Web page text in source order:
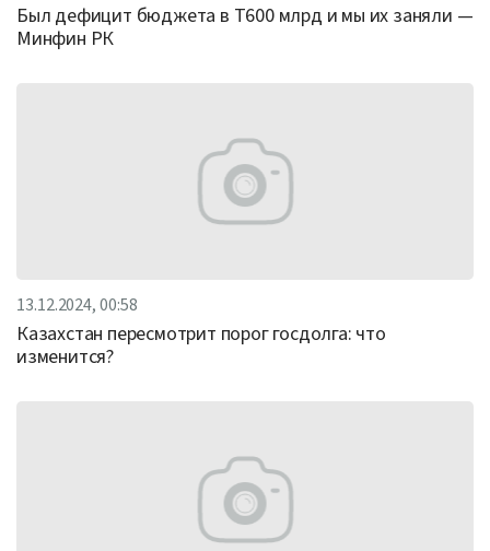
Был дефицит бюджета в Т600 млрд и мы их заняли —
Минфин РК
13.12.2024, 00:58
Казахстан пересмотрит порог госдолга: что
изменится?